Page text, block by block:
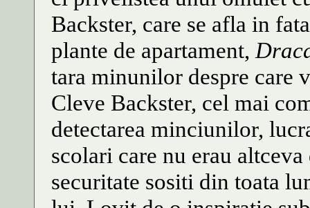
Backster, care se afla in
plante de apartament,
tara minunilor despre care
Cleve Backster, cel mai
detectarea minciunilor,
scolari care nu erau
securitate sositi din toata